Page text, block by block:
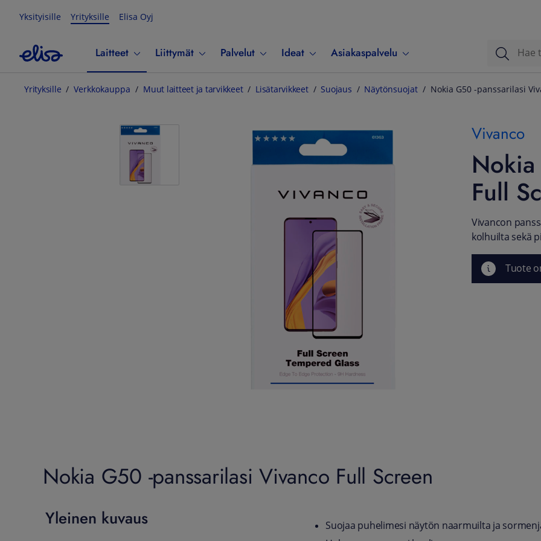
Yksityisille Yrityksille Elisa Oyj
Laitteet Liittymät Palvelut Ideat Asiakaspalvelu
Yrityksille Verkkokauppa Muut laitteet ja tarvikkeet Lisätarvikkeet Suojaus Näytönsuojat Nokia G50 -panssarilasi
Vivanco
Full
Vivancon
kolhuilta sekä
Tuote
Nokia G50 -panssarilasi Vivanco Full Screen
Yleinen kuvaus
Suojaa puhelimesi näytön naarmuilta ja